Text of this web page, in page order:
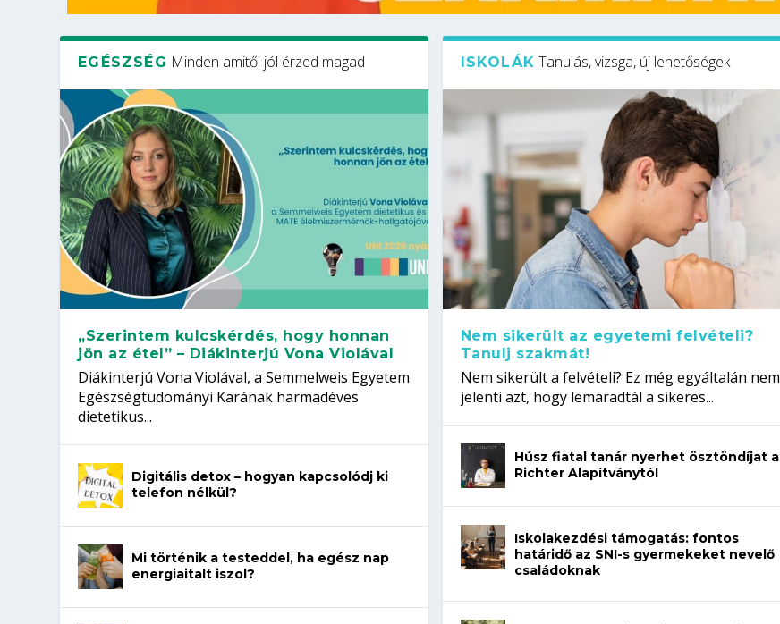
EGÉSZSÉG Minden amitől jól érzed magad
„Szerintem kulcskérdés, hogy honnan
jön az étel” – Diákinterjú Vona Violával
Diákinterjú Vona Violával, a Semmelweis Egyetem
Egészségtudományi Karának harmadéves
dietetikus...
Digitális detox – hogyan kapcsolódj ki
telefon nélkül?
Mi történik a testeddel, ha egész nap
energiaitalt iszol?
ISKOLÁK Tanulás, vizsga, új lehetőségek
Nem sikerült az egyetemi felvételi?
Tanulj szakmát!
Nem sikerült a felvételi? Ez még egyáltalán nem
jelenti azt, hogy lemaradtál a sikeres...
Húsz fiatal tanár nyerhet ösztöndíjat a
Richter Alapítványtól
Iskolakezdési támogatás: fontos
határidő az SNI-s gyermekeket nevelő
családoknak